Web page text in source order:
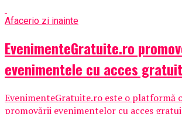
Afacerio zi inainte
EvenimenteGratuite.ro
evenimentele cu acces
EvenimenteGratuite.ro este o platformă
promovării evenimentelor cu acces